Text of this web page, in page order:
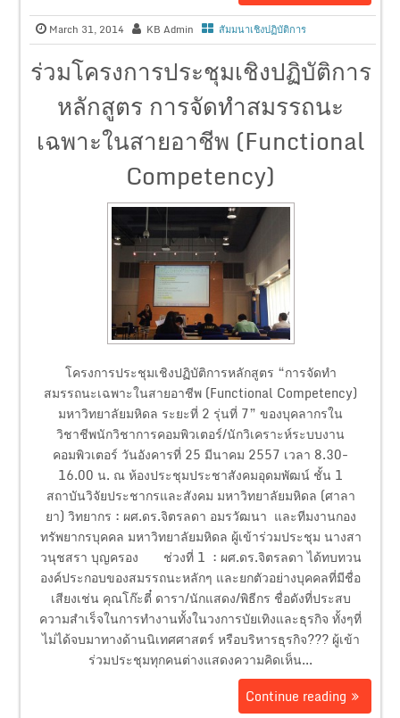
March 31, 2014 KB Admin สัมมนาเชิงปฏิบัติการ
ร่วมโครงการประชุมเชิงปฏิบัติการ
หลักสูตร การจัดทำสมรรถนะ
เฉพาะในสายอาชีพ (Functional
Competency)
โครงการประชุมเชิงปฏิบัติการหลักสูตร “การจัดทำ
สมรรถนะเฉพาะในสายอาชีพ (Functional Competency)
มหาวิทยาลัยมหิดล ระยะที่ 2 รุ่นที่ 7” ของบุคลากรใน
วิชาชีพนักวิชาการคอมพิวเตอร์/นักวิเคราะห์ระบบงาน
คอมพิวเตอร์ วันอังคารที่ 25 มีนาคม 2557 เวลา 8.30-
16.00 น. ณ ห้องประชุมประชาสังคมอุดมพัฒน์ ชั้น 1
สถาบันวิจัยประชากรและสังคม มหาวิทยาลัยมหิดล (ศาลา
ยา) วิทยากร : ผศ.ดร.จิตรลดา อมรวัฒนา และทีมงานกอง
ทรัพยากรบุคคล มหาวิทยาลัยมหิดล ผู้เข้าร่วมประชุม นางสา
วนุชสรา บุญครอง ช่วงที่ 1 : ผศ.ดร.จิตรลดา ได้ทบทวน
องค์ประกอบของสมรรถนะหลักๆ และยกตัวอย่างบุคคลที่มีชื่อ
เสียงเช่น คุณโก๊ะตี๋ ดารา/นักแสดง/พิธีกร ชื่อดังที่ประสบ
ความสำเร็จในการทำงานทั้งในวงการบัยเทิงและธุรกิจ ทั้งๆที่
ไม่ได้จบมาทางด้านนิเทศศาสตร์ หรือบริหารธุรกิจ??? ผู้เข้า
ร่วมประชุมทุกคนต่างแสดงความคิดเห็น...
Continue reading